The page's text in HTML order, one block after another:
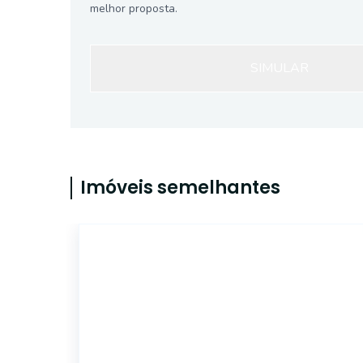
melhor proposta.
Imóveis semelhantes